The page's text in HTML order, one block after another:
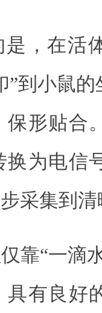
，在活
”到小鼠
保形贴合
换为电信
采集到
靠“一滴
具有良好